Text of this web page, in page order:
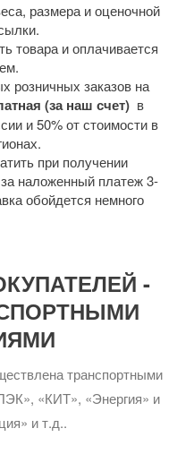
размера и оценочной
товара и оплачивается
розничных заказов на
(за наш счет) в
и 50% от стоимости в
при получении
наложенный платеж 3-
обойдется немного
-
транспортными
«КИТ», «Энергия» и
и т.д..